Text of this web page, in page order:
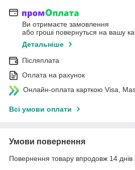
Ви отримаєте замовлення
або гроші повернуться на вашу
Детальніше
Післяплата
Оплата на рахунок
Онлайн-оплата карткою Visa,
Всі умови оплати
Умови повернення
Повернення товару впродовж 14 днів